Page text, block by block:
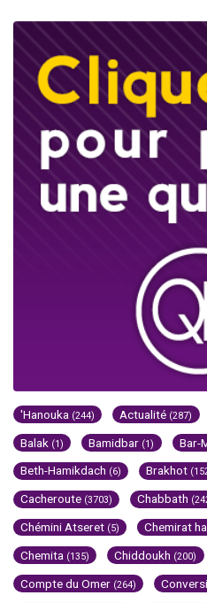
'Hanouka (244) Actualité (287)
Balak (1) Bamidbar (1) Bar-
Beth-Hamikdach (6) Brakhot
Cacheroute (3703) Chabbath
Chémini Atseret (5) Chemirat
Chemita (135) Chiddoukh (200)
Compte du Omer (264)